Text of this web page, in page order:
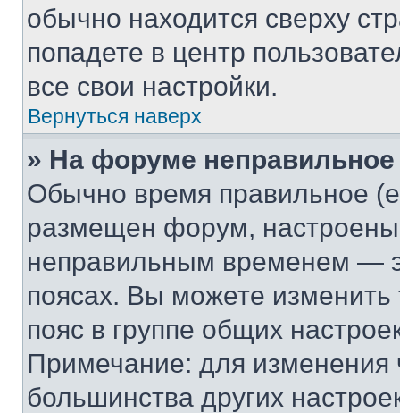
обычно находится сверху
попадете в центр
все свои настройки.
Вернуться наверх
» На форуме
Обычно время правильное
размещен форум, настроены
неправильным временем —
поясах. Вы можете изменить
пояс в группе общих
Примечание: для изменения
большинства других